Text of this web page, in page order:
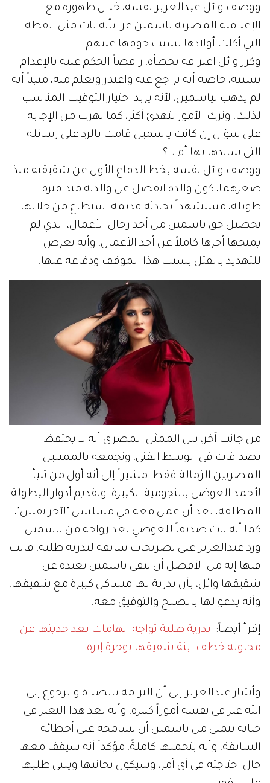
ووصف وائل عبدالعزيز نفسه، خلال ظهوره مع
الإعلامية المصرية ياسمين عز، بأنه بات مثل القطة
التي أكلت أولادها بسبب خوفها عليهم.
وكرر وائل اعترافه بخطأه، رافضاً الحكم عليه بالإعدام
بسببه، خاصة أنه تراجع عنه واعتذر وتعلم منه، مبيناً أنه
لم يذهب لياسمين، لأنه يريد اختيار التوقيت المناسب
لذلك، وترك الأمور لتهدئ أكثر، كما تهرب من الإجابة
على سؤال إن كانت ياسمين قامت بالرد على رسائله
التي ساندها بها أم لا؟
ووصف وائل نفسه بخط الدفاع الأول عن شقيقته منذ
صغرهما، كون والده انفصل عن والدته منذ فترة
طويلة، مستشهداً بحادثة قديمة استطاع من خلالها
تحصيل حق ياسمين من أحد رجال الأعمال، الذي لم
يمنحها أجرها كاملاً عن أحد الأعمال، وأنه تعرض
للتهديد بالقتل بسبب هذا الموقف ودفاعه عنها.
من جانب آخر، بين الممثل المصري أنه لا يحتفظ
بصداقات في الوسط الفني، وتجمعه بالممثلين
المصريين الزمالة فقط، مشيراً إلى أنه أول من تنبأ
لأحمد العوضي بالنجومية الكبيرة، وتقديم أدوار البطولة
المطلقة، بعد أن عمل معه في مسلسل "لآخر نفس"،
كما أنه بات صديقاً للعوضي بعد زواجه من ياسمين.
ورد عبدالعزيز على تصريحات سابقة لبدرية طلبة، قالت
فيها إنه من الأفضل أن تبقى ياسمين بعيدة عن
شقيقها وائل، بأن بدرية لها مشاكل كبيرة مع شقيقها،
وأنه يدعو لها بالصلح والتوفيق معه.
إقرأ أيضاً: بدرية طلبة تواجه اتهامات بعد حديثها عن
محاولة خطف ابنة شقيقها بوخزة إبرة
وأشار عبدالعزيز إلى أن التزامه بالصلاة والرجوع إلى
الله غير في نفسه أموراً كثيرة، وأنه بعد هذا التغير في
حياته يتمنى من ياسمين أن تسامحه على أخطائه
السابقة، وأنه يتحملها كاملةً، مؤكداً أنه سيقف معها
حال احتاجته في أي أمر، وسيكون بجانبها ويلبي طلبها